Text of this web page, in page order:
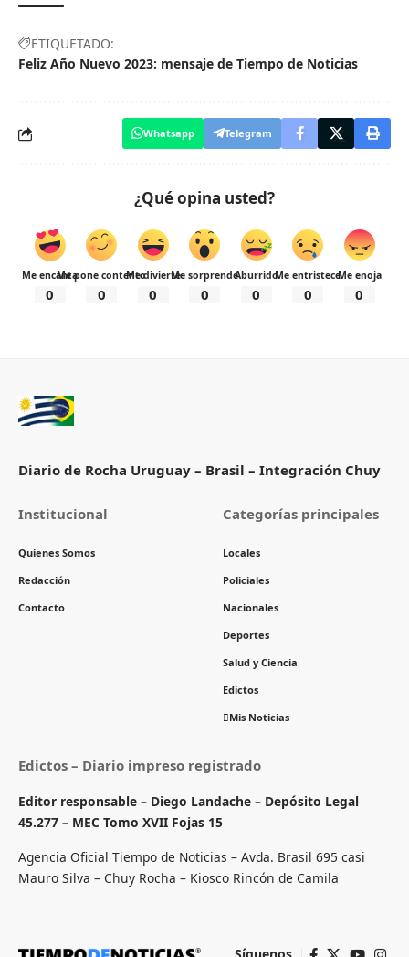
ETIQUETADO:
Feliz Año Nuevo 2023: mensaje de Tiempo de Noticias
Whatsapp Telegram
¿Qué opina usted?
Me encanta
0
Me pone contento
0
Me divierte
0
Me sorprende
0
Aburrido
0
Me entristece
0
Me enoja
0
Diario de Rocha Uruguay – Brasil – Integración Chuy
Institucional
Quienes Somos
Redacción
Contacto
Categorías principales
Locales
Policiales
Nacionales
Deportes
Salud y Ciencia
Edictos
Mis Noticias
Edictos – Diario impreso registrado
Editor responsable – Diego Landache – Depósito Legal
45.277 – MEC Tomo XVII Fojas 15
Agencia Oficial Tiempo de Noticias – Avda. Brasil 695 casi
Mauro Silva – Chuy Rocha – Kiosco Rincón de Camila